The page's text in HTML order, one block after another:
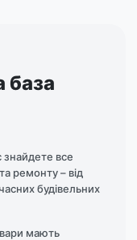
база
знайдете все
ремонту – від
будівельних
мають